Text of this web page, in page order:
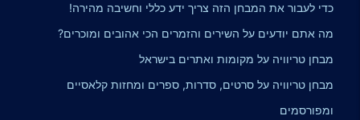
כדי לעבור את המבחן הזה צריך ידע כללי וחשיבה מהירה!
מה אתם יודעים על השירים והזמרים הכי אהובים ומוכרים?
מבחן טריוויה על מקומות ואתרים בישראל
מבחן טריוויה על סרטים, סדרות, ספרים ומחזות קלאסיים
ומפורסמים